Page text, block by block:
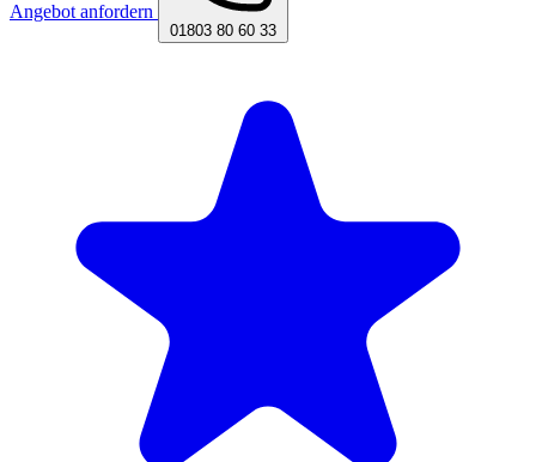
Angebot anfordern
01803 80 60 33